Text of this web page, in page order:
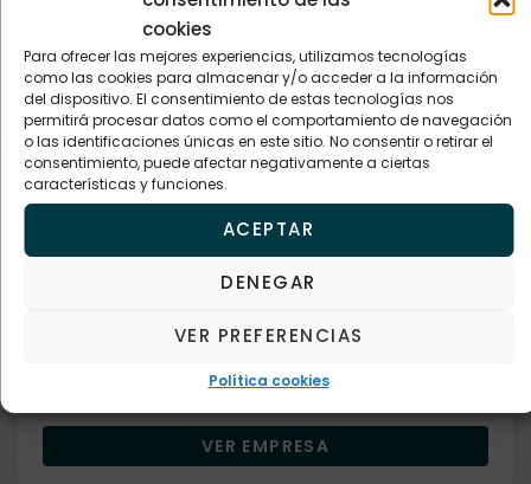
cookies
Para ofrecer las mejores experiencias, utilizamos tecnologías
como las cookies para almacenar y/o acceder a la información
del dispositivo. El consentimiento de estas tecnologías nos
permitirá procesar datos como el comportamiento de navegación
o las identificaciones únicas en este sitio. No consentir o retirar el
consentimiento, puede afectar negativamente a ciertas
características y funciones.
ACEPTAR
DENEGAR
VER PREFERENCIAS
Política cookies
952450374
VER EMPRESA
Alimentación
TIENDA ECOAYURVEDA
VER EMPRESA
Empresa verificada